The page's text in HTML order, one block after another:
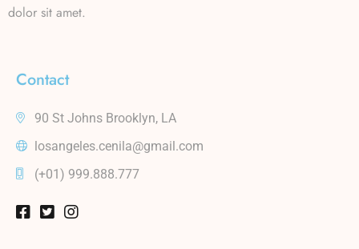
dolor sit amet.
Contact
90 St Johns Brooklyn, LA
losangeles.cenila@gmail.com
(+01) 999.888.777